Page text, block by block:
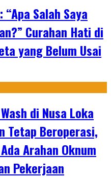
Salah Saya
Curahan Hati di
yang Belum Usai
di Nusa Loka
Tetap Beroperasi,
Arahan Oknum
Pekerjaan